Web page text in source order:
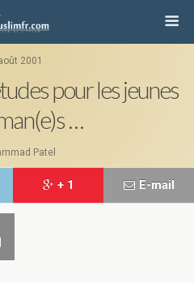
2001
pour les jeunes
…
Patel
+ 1 E-mail